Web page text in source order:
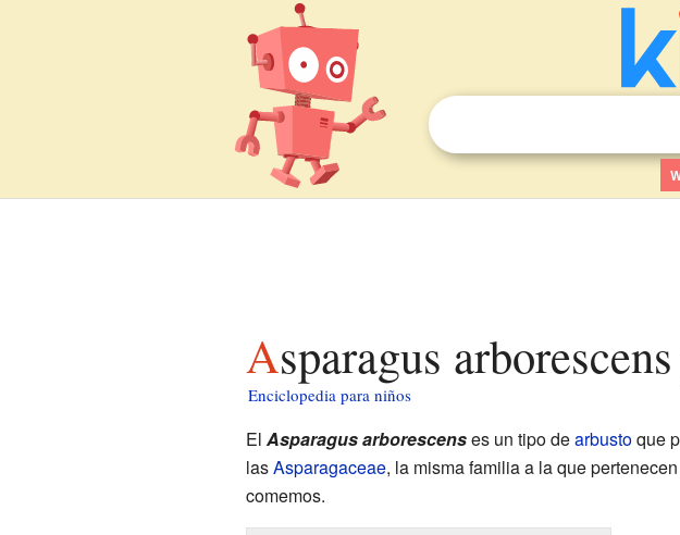
Asparagus
Enciclopedia para niños
El Asparagus arborescenses un tipo dearbustoque
lasAsparagaceae, la misma familia a la que
comemos.